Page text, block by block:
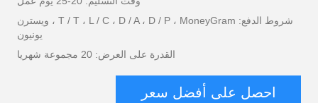
شروط الدفع: T / T ، L / C ، D / A ، D / P ، MoneyGram ، ويسترن
يونيون
القدرة على العرض: 20 مجموعة شهريا
احصل على أفضل سعر